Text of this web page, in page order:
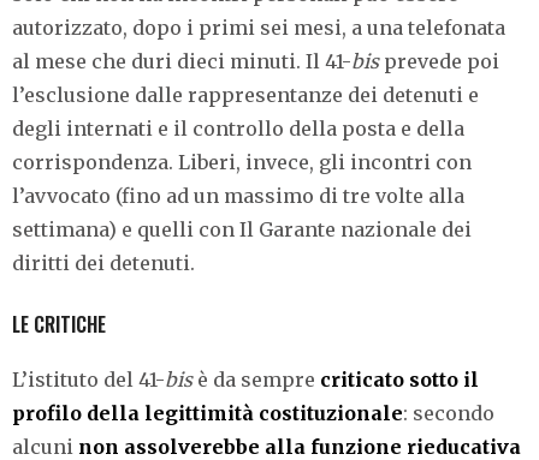
autorizzato, dopo i primi sei mesi, a una telefonata
al mese che duri dieci minuti. Il 41-bisprevede poi
l’esclusione dalle rappresentanze dei detenuti e
degli internati e il controllo della posta e della
corrispondenza. Liberi, invece, gli incontri con
l’avvocato (fino ad un massimo di tre volte alla
settimana) e quelli con Il Garante nazionale dei
diritti dei detenuti.
LE CRITICHE
L’istituto del 41-bisè da sempre criticato sotto il
profilo della legittimità costituzionale: secondo
alcuni non assolverebbe alla funzione rieducativa